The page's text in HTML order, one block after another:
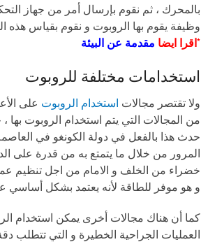
بالمحرك ، ثم نقوم بإرسال أمر من جهاز
وظيفة يقوم بها الروبوت و نقوم بقياس هذه
*اقرا ايضا مقدمة عن البيئة
استخدامات مختلفة للروبوت
ولا تقتصر مجالات استخدام الروبوت على
من المجالات التي يتم استخدام الروبوت
حدث هذا بالفعل في دولة الكونغو في
المرور من خلال ما يتمتع به من قدرة على
خضراء من الخلف و الامام من اجل تنظيم
و هو موفر للطاقة لأنه يعتمد بشكل أساسي
كما أن هناك مجالات أخرى يمكن استخدام
العمليات الجراحية الخطيرة و التي تتطلب